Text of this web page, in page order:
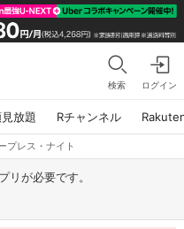
検索 ログイン
放題 Rチャンネル
プレス・ナイト
リが必要です。